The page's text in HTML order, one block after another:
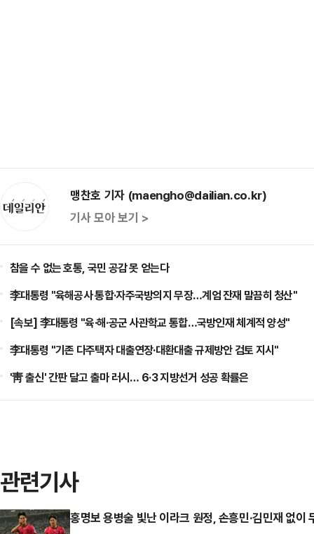
맹찬호 기자 (maengho@dailian.co.kr)
기사 모아 보기 >
참을 수 없는 호통, 국민 공감 못 얻는다
李대통령 "육해공사 통합·자주국방의지 무장…계엄 잔재 말끔히 청산"
[속보] 李대통령 "육·해·공군 사관학교 통합…국방인재 체계적 양성"
李대통령 "기존 다주택자 대출연장·대환대출 규제방안 검토 지시"
'靑 출신' 간판 달고 출마 러시… 6·3 지방선거 성공 확률은
관련기사
홍명보 용병술 빛난 이라크 원정, 손흥민·김민재 없이